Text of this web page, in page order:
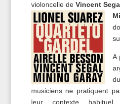
violoncelle de Vincent
A
musiciens ne pratiquent
leur contexte habituel.